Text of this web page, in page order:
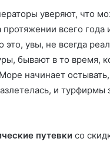
уверяют, что
протяжении всего
это, увы, не всегда
бывают в то время,
начинает
и турфирмы
путевки со